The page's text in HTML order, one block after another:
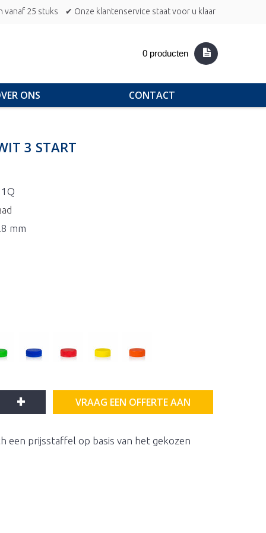
vanaf 25 stuks ✔ Onze klantenservice staat voor u klaar
0 producten
ONS CONTACT
3 START
mm
+ VRAAG EEN OFFERTE AAN
een prijsstaffel op basis van het gekozen